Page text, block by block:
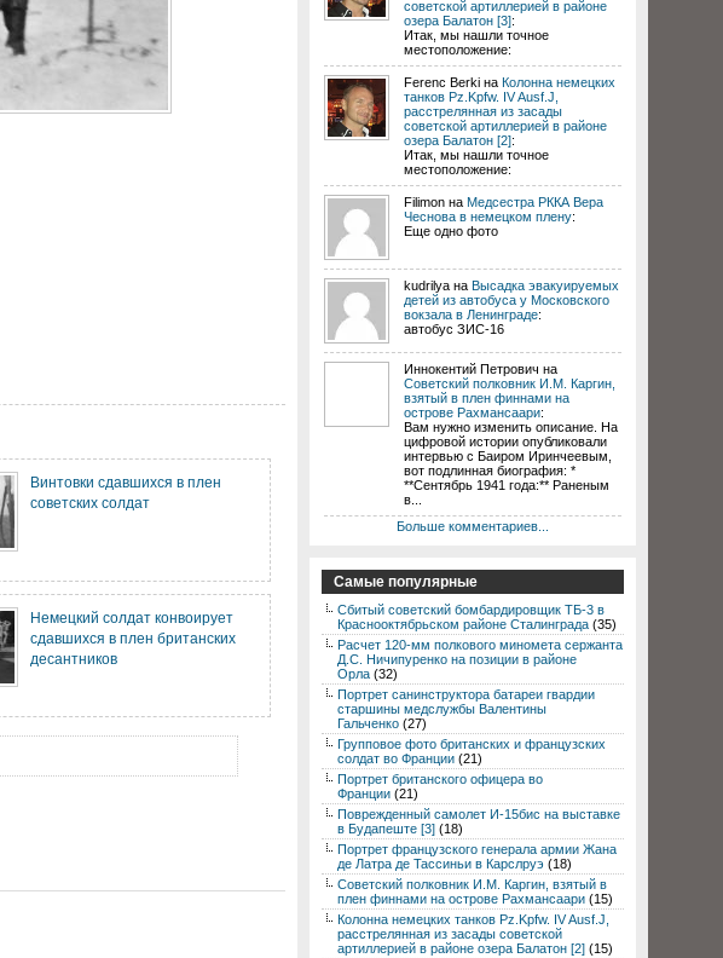
Винтовки сдавшихся в плен
советских солдат
Немецкий солдат конвоирует
сдавшихся в плен британских
десантников
советской артиллерией в районе
озера Балатон [3]:
Итак, мы нашли точное
местоположение:
Ferenc Berki на Колонна немецких
танков Pz.Kpfw. IV Ausf.J,
расстрелянная из засады
советской артиллерией в районе
озера Балатон [2]:
Итак, мы нашли точное
местоположение:
Filimon на Медсестра РККА Вера
Чеснова в немецком плену:
Еще одно фото
kudrilya на Высадка эвакуируемых
детей из автобуса у Московского
вокзала в Ленинграде:
автобус ЗИС-16
Иннокентий Петрович на
Советский полковник И.М. Каргин,
взятый в плен финнами на
острове Рахмансаари:
Вам нужно изменить описание. На
цифровой истории опубликовали
интервью с Баиром Иринчеевым,
вот подлинная биография: *
**Сентябрь 1941 года:** Раненым
в...
Больше комментариев...
Самые популярные
Сбитый советский бомбардировщик ТБ-3 в
Краснооктябрьском районе Сталинграда (35)
Расчет 120-мм полкового миномета сержанта
Д.С. Ничипуренко на позиции в районе
Орла (32)
Портрет санинструктора батареи гвардии
старшины медслужбы Валентины
Гальченко (27)
Групповое фото британских и французских
солдат во Франции (21)
Портрет британского офицера во
Франции (21)
Поврежденный самолет И-15бис на выставке
в Будапеште [3] (18)
Портрет французского генерала армии Жана
де Латра де Тассиньи в Карслруэ (18)
Советский полковник И.М. Каргин, взятый в
плен финнами на острове Рахмансаари (15)
Колонна немецких танков Pz.Kpfw. IV Ausf.J,
расстрелянная из засады советской
артиллерией в районе озера Балатон [2] (15)